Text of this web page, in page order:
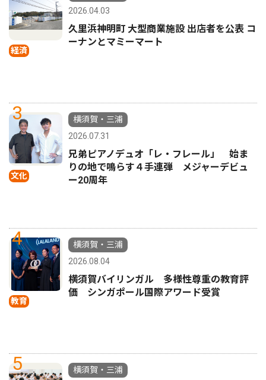
経済
2026.04.03
久里浜神明町 大型商業施設 出店者を公表 コ
ーナンとマミーマート
3
文化
横須賀・三浦
2026.07.31
兄弟ピアノデュオ「レ・フレール」 始ま
りの地で鳴らす４手連弾 メジャーデビュ
ー20周年
4
教育
横須賀・三浦
2026.08.04
横須賀バイリンガル 多様性尊重の教育評
価 シンガポール国際アワード受賞
5
横須賀・三浦